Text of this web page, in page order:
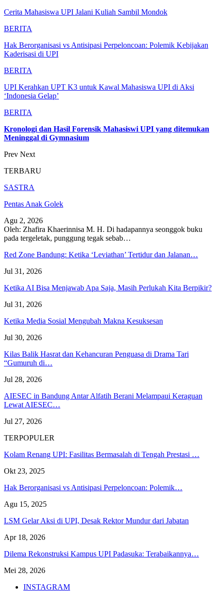
Cerita Mahasiswa UPI Jalani Kuliah Sambil Mondok
BERITA
Hak Berorganisasi vs Antisipasi Perpeloncoan: Polemik Kebijakan
Kaderisasi di UPI
BERITA
UPI Kerahkan UPT K3 untuk Kawal Mahasiswa UPI di Aksi
‘Indonesia Gelap’
BERITA
Kronologi dan Hasil Forensik Mahasiswi UPI yang ditemukan
Meninggal di Gymnasium
Prev Next
TERBARU
SASTRA
Pentas Anak Golek
Agu 2, 2026
Oleh: Zhafira Khaerinnisa M. H. Di hadapannya seonggok buku
pada tergeletak, punggung tegak sebab…
Red Zone Bandung: Ketika ‘Leviathan’ Tertidur dan Jalanan…
Jul 31, 2026
Ketika AI Bisa Menjawab Apa Saja, Masih Perlukah Kita Berpikir?
Jul 31, 2026
Ketika Media Sosial Mengubah Makna Kesuksesan
Jul 30, 2026
Kilas Balik Hasrat dan Kehancuran Penguasa di Drama Tari
“Gumuruh di…
Jul 28, 2026
AIESEC in Bandung Antar Alfatih Berani Melampaui Keraguan
Lewat AIESEC…
Jul 27, 2026
TERPOPULER
Kolam Renang UPI: Fasilitas Bermasalah di Tengah Prestasi …
Okt 23, 2025
Hak Berorganisasi vs Antisipasi Perpeloncoan: Polemik…
Agu 15, 2025
LSM Gelar Aksi di UPI, Desak Rektor Mundur dari Jabatan
Apr 18, 2026
Dilema Rekonstruksi Kampus UPI Padasuka: Terabaikannya…
Mei 28, 2026
INSTAGRAM